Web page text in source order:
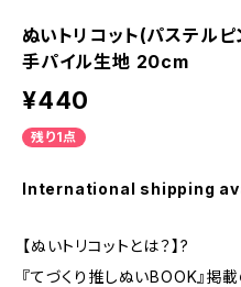
ぬいトリコット(パステル
手パイル生地 20cm
¥440
残り1点
International shipping
【ぬいトリコットとは？】?
『てづくり推しぬいBOOK』掲載